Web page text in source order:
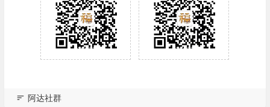
阿达社群